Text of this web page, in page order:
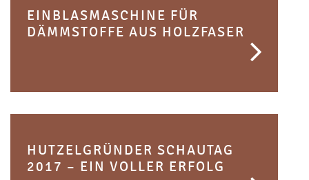
EINBLASMASCHINE FÜR
DÄMMSTOFFE AUS HOLZFASER
HUTZELGRÜNDER SCHAUTAG
2017 – EIN VOLLER ERFOLG